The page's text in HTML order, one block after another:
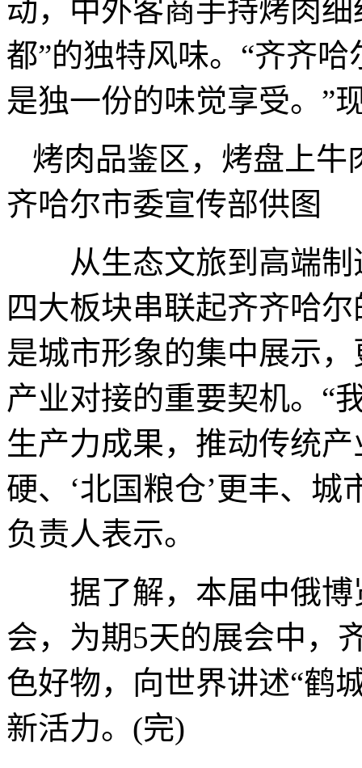
动，中外客商手持烤肉
都”的独特风味。“齐齐
是独一份的味觉享受。”
烤肉品鉴区，烤盘上
齐哈尔市委宣传部供图
从生态文旅到高端制
四大板块串联起齐齐哈
是城市形象的集中展示
产业对接的重要契机。“
生产力成果，推动传统
硬、‘北国粮仓’更丰、
负责人表示。
据了解，本届中俄博
会，为期5天的展会中，
色好物，向世界讲述“鹤
新活力。(完)